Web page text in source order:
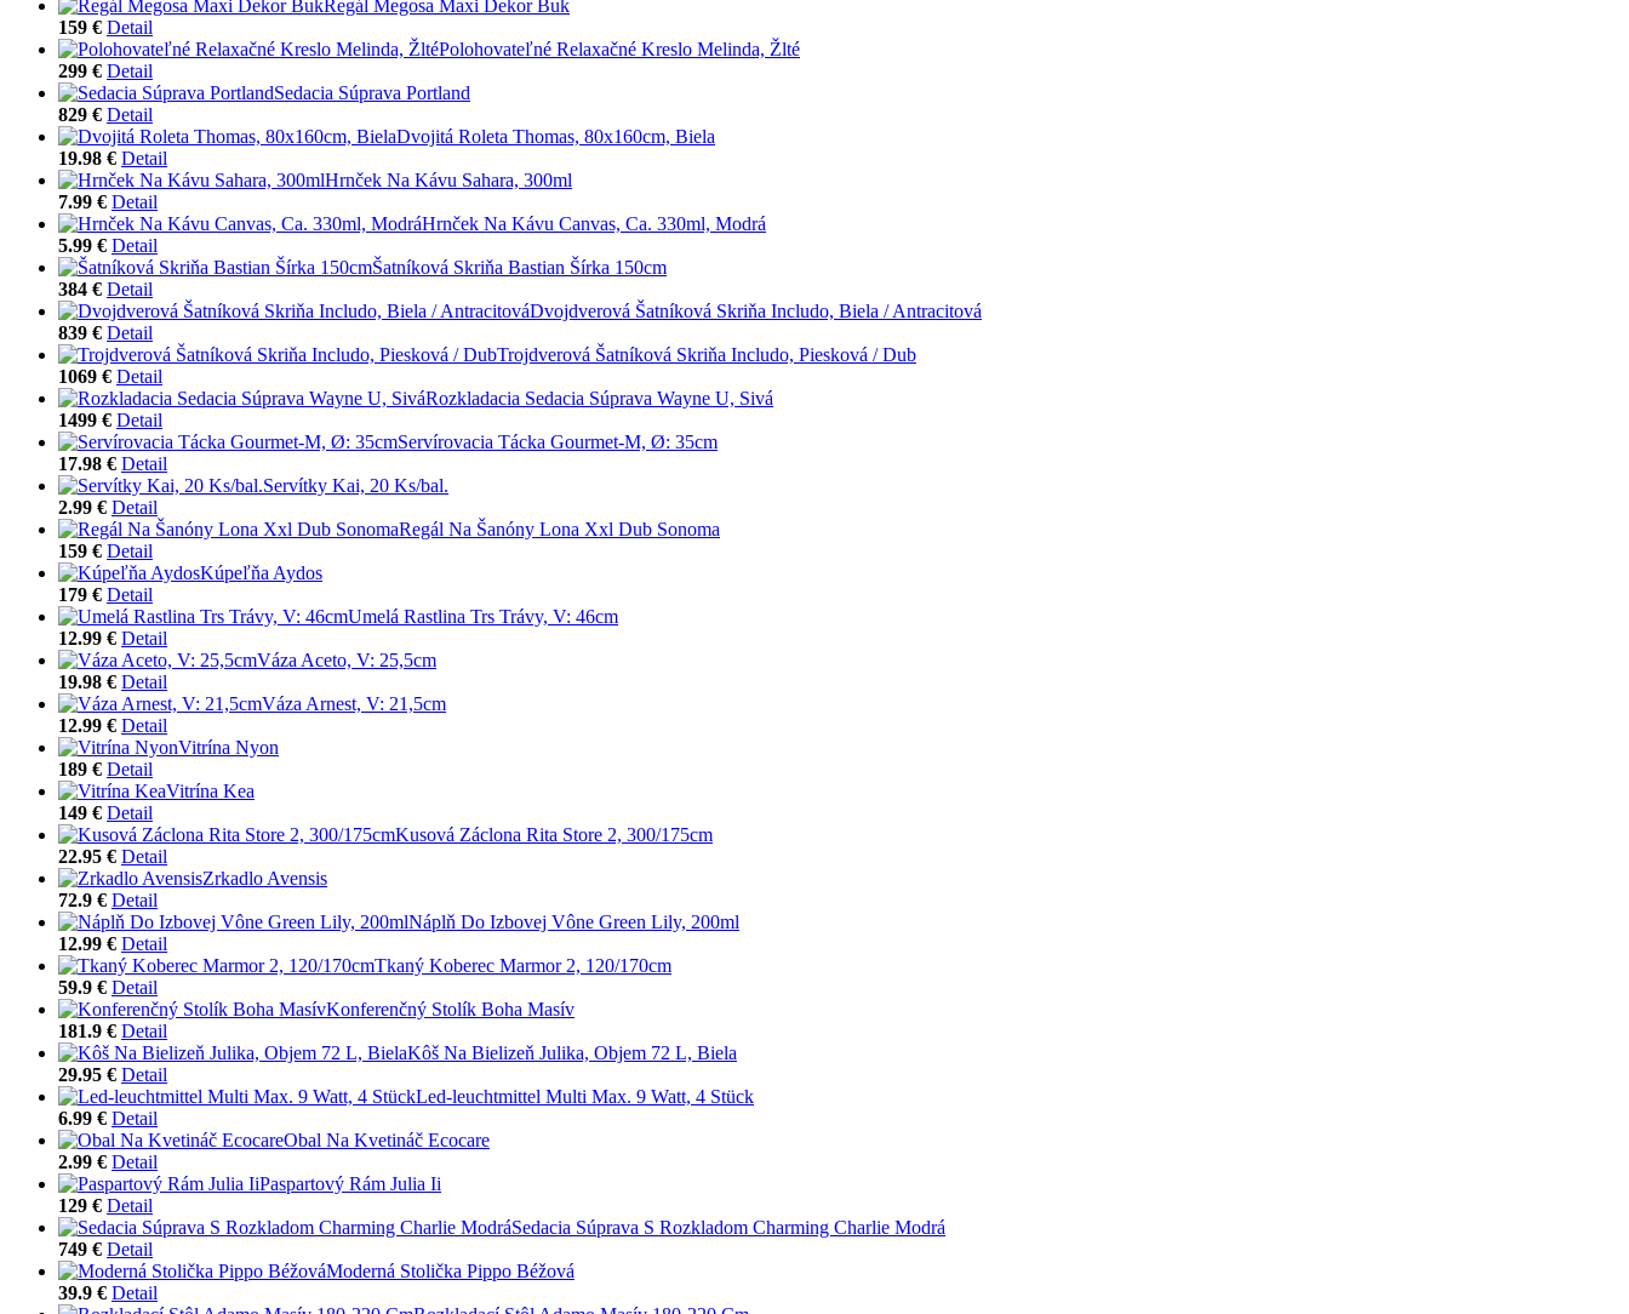
Regál Megosa Maxi Dekor Buk
159 € Detail
Polohovateľné Relaxačné Kreslo Melinda, Žlté
299 € Detail
Sedacia Súprava Portland
829 € Detail
Dvojitá Roleta Thomas, 80x160cm, Biela
19.98 € Detail
Hrnček Na Kávu Sahara, 300ml
7.99 € Detail
Hrnček Na Kávu Canvas, Ca. 330ml, Modrá
5.99 € Detail
Šatníková Skriňa Bastian Šírka 150cm
384 € Detail
Dvojdverová Šatníková Skriňa Includo, Biela / Antracitová
839 € Detail
Trojdverová Šatníková Skriňa Includo, Piesková / Dub
1069 € Detail
Rozkladacia Sedacia Súprava Wayne U, Sivá
1499 € Detail
Servírovacia Tácka Gourmet-M, Ø: 35cm
17.98 € Detail
Servítky Kai, 20 Ks/bal.
2.99 € Detail
Regál Na Šanóny Lona Xxl Dub Sonoma
159 € Detail
Kúpeľňa Aydos
179 € Detail
Umelá Rastlina Trs Trávy, V: 46cm
12.99 € Detail
Váza Aceto, V: 25,5cm
19.98 € Detail
Váza Arnest, V: 21,5cm
12.99 € Detail
Vitrína Nyon
189 € Detail
Vitrína Kea
149 € Detail
Kusová Záclona Rita Store 2, 300/175cm
22.95 € Detail
Zrkadlo Avensis
72.9 € Detail
Náplň Do Izbovej Vône Green Lily, 200ml
12.99 € Detail
Tkaný Koberec Marmor 2, 120/170cm
59.9 € Detail
Konferenčný Stolík Boha Masív
181.9 € Detail
Kôš Na Bielizeň Julika, Objem 72 L, Biela
29.95 € Detail
Led-leuchtmittel Multi Max. 9 Watt, 4 Stück
6.99 € Detail
Obal Na Kvetináč Ecocare
2.99 € Detail
Paspartový Rám Julia Ii
129 € Detail
Sedacia Súprava S Rozkladom Charming Charlie Modrá
749 € Detail
Moderná Stolička Pippo Béžová
39.9 € Detail